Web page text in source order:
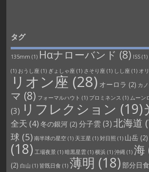
タグ
135mm (1) Hαナローバンド(8) ISS(1)
(1) おうし座 (1) ぎょしゃ座 (1) さそり座 (1) しし座 (1) オ
リオン座 (28) オーロラ (2) カ
マ (8) フォーマルハウト (1) プロミネンス (1) ムーン
(3) リフレクション (19)
全天 (4) 冬の銀河(2) 分子雲 (3)北海道
球 (5) 南半球の星空(1) 天王星 (1) 対日照 (1) 山岳(2)
(18) 工場夜景(1) 暗黒星雲(1) 横浜(1) 沖縄 (1) 海
(2) 白山 (1) 皆既日食 (1) 薄明 (18)部分日食